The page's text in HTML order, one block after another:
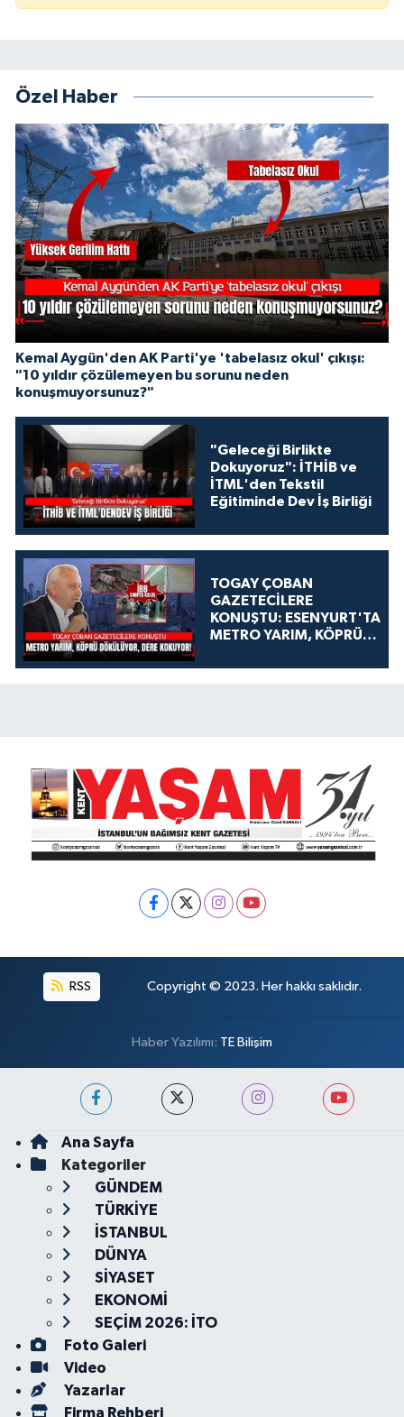
Özel Haber
Kemal Aygün'den AK Parti'ye 'tabelasız okul' çıkışı:
"10 yıldır çözülemeyen bu sorunu neden
konuşmuyorsunuz?"
"Geleceği Birlikte
Dokuyoruz": İTHİB ve
İTML'den Tekstil
Eğitiminde Dev İş Birliği
TOGAY ÇOBAN
GAZETECİLERE
KONUŞTU: ESENYURT'TA
METRO YARIM, KÖPRÜ
KOKUYOR!
RSS Copyright © 2023. Her hakkı saklıdır.
Haber Yazılımı: TE Bilişim
Ana Sayfa
Kategoriler
GÜNDEM
TÜRKİYE
İSTANBUL
DÜNYA
SİYASET
EKONOMİ
SEÇİM 2026: İTO
Foto Galeri
Video
Yazarlar
Firma Rehberi